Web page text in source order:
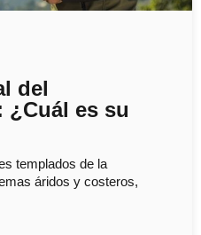
del
¿Cuál es su
templados de la
áridos y costeros,